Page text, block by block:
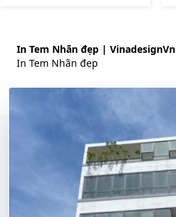
In Tem Nhãn đẹp | VinadesignVn
In Tem Nhãn đẹp